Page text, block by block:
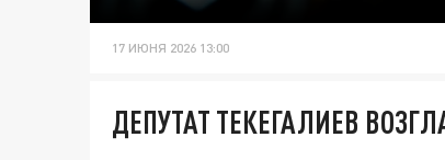
17 ИЮНЯ 2026 13:00
ДЕПУТАТ ТЕКЕГАЛИЕВ